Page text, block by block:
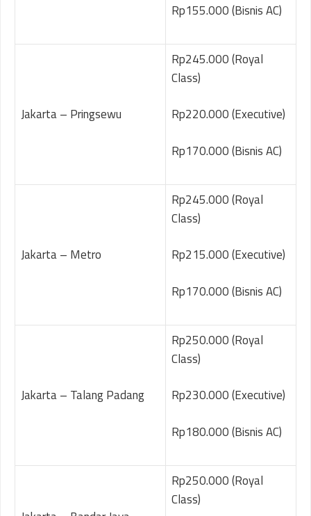
Rp155.000 (Bisnis AC)
Jakarta – Pringsewu
Rp245.000 (Royal
Class)
Rp220.000 (Executive)
Rp170.000 (Bisnis AC)
Jakarta – Metro
Rp245.000 (Royal
Class)
Rp215.000 (Executive)
Rp170.000 (Bisnis AC)
Jakarta – Talang Padang
Rp250.000 (Royal
Class)
Rp230.000 (Executive)
Rp180.000 (Bisnis AC)
Rp250.000 (Royal
Class)